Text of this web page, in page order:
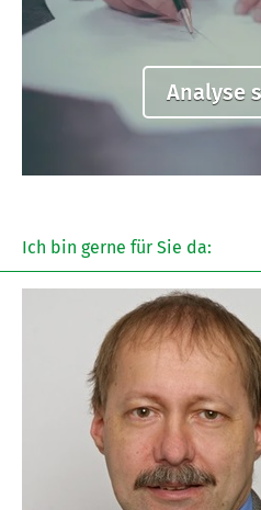
Analyse
Single
Ich bin gerne für Sie da: